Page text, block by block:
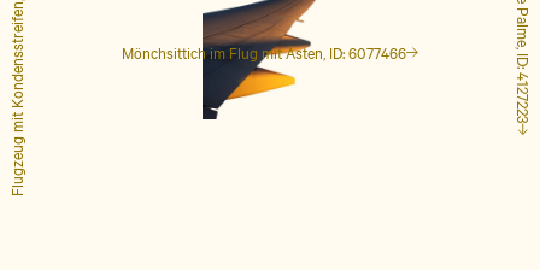
Mönchsittich im Flug mit Ästen, ID: 6077466 Hohe Palme, ID: 4127223
Flugzeug mit Kondensstreifen, ID: 1848649